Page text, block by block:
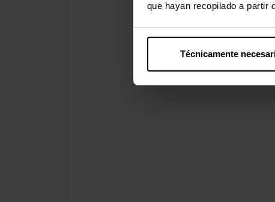
que hayan recopilado a partir
Técnicamente